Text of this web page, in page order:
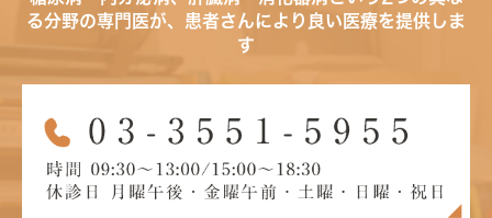
る分野の専門医が、患者さんにより良い医療を提供しま
す